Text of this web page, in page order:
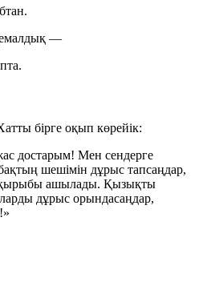
—
бірге оқып көрейік:
достарым! Мен сендерге
шешімін дұрыс тапсаңдар,
ашылады. Қызықты
дұрыс орындасаңдар,